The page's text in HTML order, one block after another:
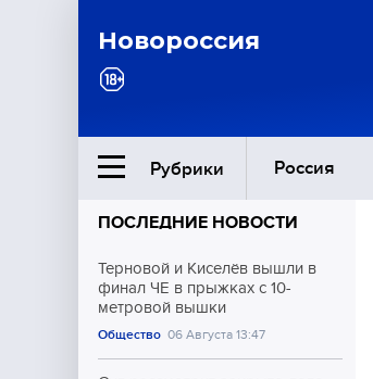
Новороссия
Рубрики Россия
Ближний Восток
Общество
ПОСЛЕДНИЕ НОВОСТИ
Терновой и Киселёв вышли в
финал ЧЕ в прыжках с 10-
метровой вышки
Общество 06 Августа 13:47